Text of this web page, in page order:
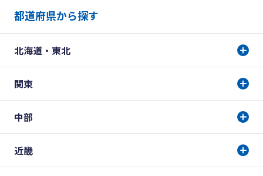
都道府県から探す
北海道・東北
関東
中部
近畿